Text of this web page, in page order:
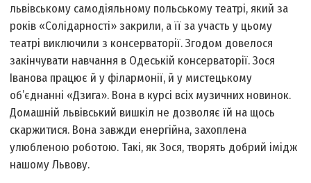
львівському самодіяльному польському театрі, який за
років «Солідарності» закрили, а її за участь у цьому
театрі виключили з консерваторії. Згодом довелося
закінчувати навчання в Одеській консерваторії. Зося
Іванова працює й у філармонії, й у мистецькому
об’єднанні «Дзига». Вона в курсі всіх музичних новинок.
Домашній львівський вишкіл не дозволяє їй на щось
скаржитися. Вона завжди енергійна, захоплена
улюбленою роботою. Такі, як Зося, творять добрий імідж
нашому Львову.